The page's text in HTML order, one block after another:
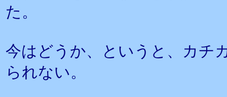
た。
今はどうか、というと、カチ
られない。